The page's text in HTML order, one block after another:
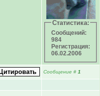
Статистика:
Сообщений:
984
Регистрация:
06.02.2006
Сообщение # 1